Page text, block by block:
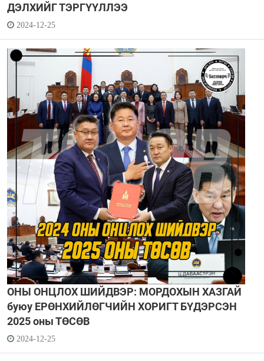
ДЭЛХИЙГ ТЭРГҮҮЛЛЭЭ
2024-12-25
ОНЫ ОНЦЛОХ ШИЙДВЭР: МОРДОХЫН ХАЗГАЙ
буюу ЕРӨНХИЙЛӨГЧИЙН ХОРИГТ БҮДЭРСЭН
2025 оны ТӨСӨВ
2024-12-25